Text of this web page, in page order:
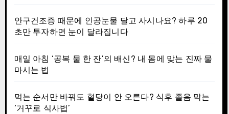
안구건조증 때문에 인공눈물 달고 사시나요? 하루 20
초만 투자하면 눈이 달라집니다
매일 아침 ‘공복 물 한 잔’의 배신? 내 몸에 맞는 진짜 물
마시는 법
먹는 순서만 바꿔도 혈당이 안 오른다? 식후 졸음 막는
‘거꾸로 식사법’